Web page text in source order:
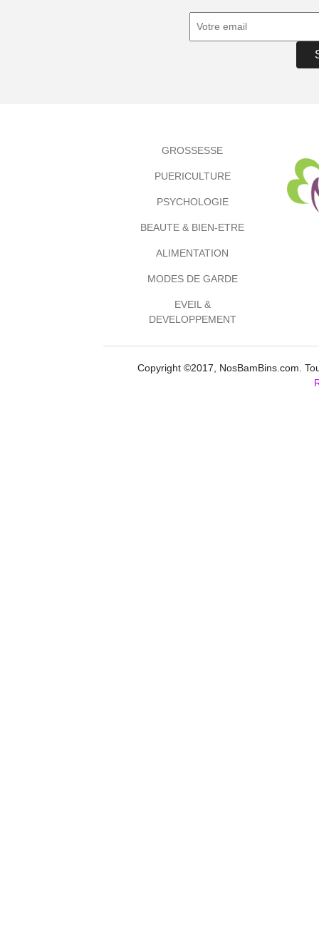
GROSSESSE
PUERICULTURE
PSYCHOLOGIE
BEAUTE & BIEN-ETRE
ALIMENTATION
MODES DE GARDE
EVEIL &
DEVELOPPEMENT
Copyright ©2017, NosBamBins.com.